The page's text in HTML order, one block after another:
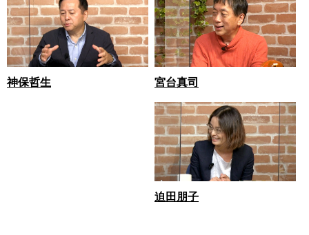
神保哲生 宮台真司
迫田朋子